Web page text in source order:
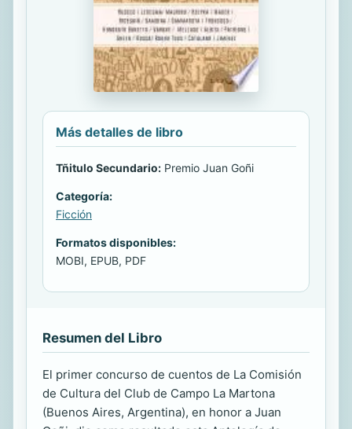
Más detalles de libro
Tñitulo Secundario: Premio Juan Goñi
Categoría:
Ficción
Formatos disponibles:
MOBI, EPUB, PDF
Resumen del Libro
El primer concurso de cuentos de La Comisión
de Cultura del Club de Campo La Martona
(Buenos Aires, Argentina), en honor a Juan